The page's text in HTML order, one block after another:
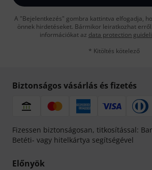
A "Bejelentkezés" gombra kattintva elfogadja,
önnek hirdetéseket. Bármikor leiratkozhat
információkat az data protection
* Kitöltés kötelező
Biztonságos vásárlás és fizetés
Fizessen biztonságosan, titkosítással:
Betéti- vagy hitelkártya segítségével
Előnyök